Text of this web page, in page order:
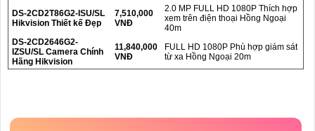
DS-2CD2T86G2-ISU/SL
Hikvision Thiết kế Đẹp
7,510,000
VNĐ
2.0 MP FULL HD 1080P Thích hợp
xem trên điện thoại Hồng Ngoại
40m
DS-2CD2646G2-
IZSU/SL Camera Chính
Hãng Hikvision
11,840,000
VNĐ
FULL HD 1080P Phù hợp giám sát
từ xa Hồng Ngoại 20m